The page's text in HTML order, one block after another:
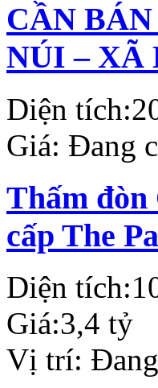
CẦN
NÚI – XÃ
Diện tích:
Giá: Đang
Thấm đòn
cấp The
Diện tích:
Giá:3,4 tỷ
Vị trí: